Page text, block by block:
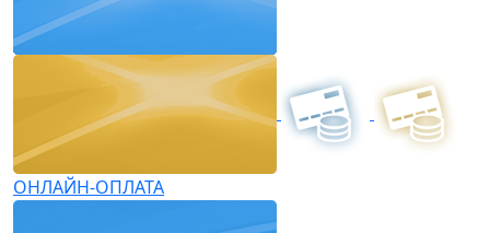
ОНЛАЙН-ОПЛАТА